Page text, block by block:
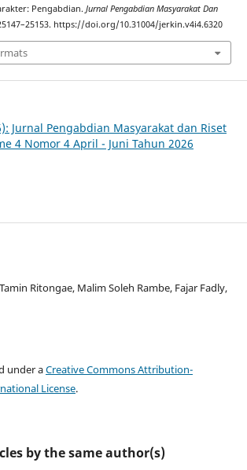
Pengabdian. Jurnal Pengabdian Masyarakat Dan
https://doi.org/10.31004/jerkin.v4i4.6320
Jurnal Pengabdian Masyarakat dan Riset
4 Nomor 4 April - Juni Tahun 2026
Ritongae, Malim Soleh Rambe, Fajar Fadly,
under aCreative Commons Attribution-
License.
by the same author(s)